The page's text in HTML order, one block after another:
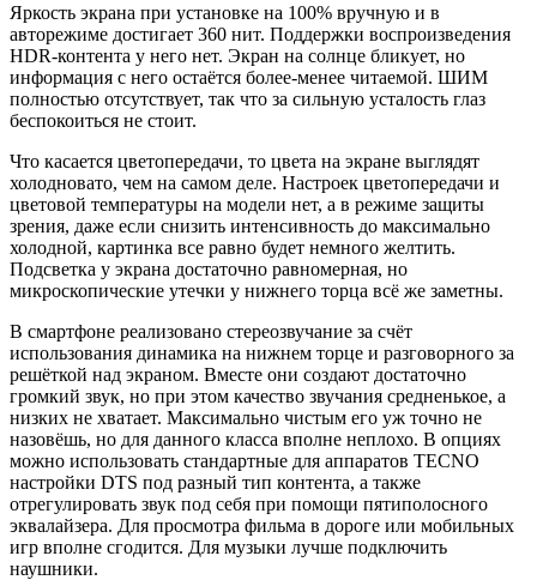
Яркость экрана при установке на 100% вручную и в
авторежиме достигает 360 нит. Поддержки воспроизведения
HDR-контента у него нет. Экран на солнце бликует, но
информация с него остаётся более-менее читаемой. ШИМ
полностью отсутствует, так что за сильную усталость глаз
беспокоиться не стоит.
Что касается цветопередачи, то цвета на экране выглядят
холодновато, чем на самом деле. Настроек цветопередачи и
цветовой температуры на модели нет, а в режиме защиты
зрения, даже если снизить интенсивность до максимально
холодной, картинка все равно будет немного желтить.
Подсветка у экрана достаточно равномерная, но
микроскопические утечки у нижнего торца всё же заметны.
В смартфоне реализовано стереозвучание за счёт
использования динамика на нижнем торце и разговорного за
решёткой над экраном. Вместе они создают достаточно
громкий звук, но при этом качество звучания средненькое, а
низких не хватает. Максимально чистым его уж точно не
назовёшь, но для данного класса вполне неплохо. В опциях
можно использовать стандартные для аппаратов TECNO
настройки DTS под разный тип контента, а также
отрегулировать звук под себя при помощи пятиполосного
эквалайзера. Для просмотра фильма в дороге или мобильных
игр вполне сгодится. Для музыки лучше подключить
наушники.